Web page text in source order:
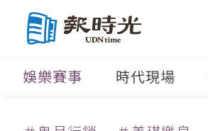
娛樂賽事 時代現場